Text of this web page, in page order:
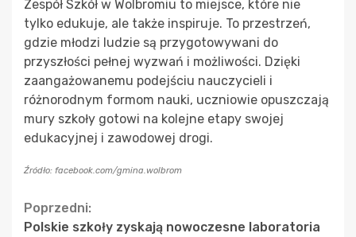
Zespół Szkół w Wolbromiu to miejsce, które nie
tylko edukuje, ale także inspiruje. To przestrzeń,
gdzie młodzi ludzie są przygotowywani do
przyszłości pełnej wyzwań i możliwości. Dzięki
zaangażowanemu podejściu nauczycieli i
różnorodnym formom nauki, uczniowie opuszczają
mury szkoły gotowi na kolejne etapy swojej
edukacyjnej i zawodowej drogi.
Źródło: facebook.com/gmina.wolbrom
Continue
Poprzedni:
Polskie szkoły zyskają nowoczesne laboratoria